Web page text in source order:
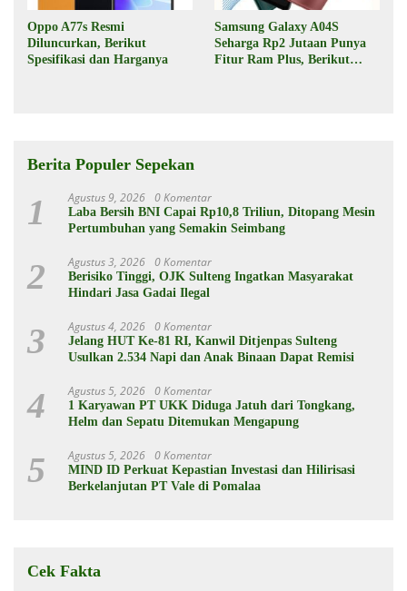
Oppo A77s Resmi
Diluncurkan, Berikut
Spesifikasi dan Harganya
Samsung Galaxy A04S
Seharga Rp2 Jutaan Punya
Fitur Ram Plus, Berikut
Berita Populer Sepekan
1 Agustus 9, 2026 0 Komentar
Laba Bersih BNI Capai Rp10,8 Triliun, Ditopang Mesin
Pertumbuhan yang Semakin Seimbang
2 Agustus 3, 2026 0 Komentar
Berisiko Tinggi, OJK Sulteng Ingatkan Masyarakat
Hindari Jasa Gadai Ilegal
3 Agustus 4, 2026 0 Komentar
Jelang HUT Ke-81 RI, Kanwil Ditjenpas Sulteng
Usulkan 2.534 Napi dan Anak Binaan Dapat Remisi
4 Agustus 5, 2026 0 Komentar
1 Karyawan PT UKK Diduga Jatuh dari Tongkang,
Helm dan Sepatu Ditemukan Mengapung
5 Agustus 5, 2026 0 Komentar
MIND ID Perkuat Kepastian Investasi dan Hilirisasi
Berkelanjutan PT Vale di Pomalaa
Cek Fakta